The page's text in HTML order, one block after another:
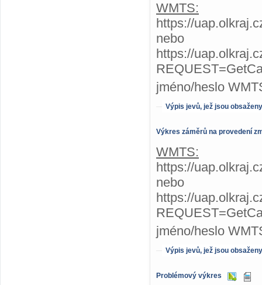
WMTS:
https://
nebo
https://
jméno/heslo
Výpis jevů, jež jsou
Výkres záměrů na provedení
WMTS:
https://
nebo
https://
jméno/heslo
Výpis jevů, jež jsou
Problémový výkres